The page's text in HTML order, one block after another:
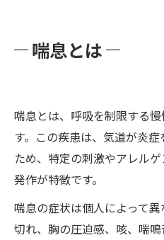
カビやたばこの煙から
非アトピー型喘息への
喘息対策に役立つ食事
適切な運動とリラック
医師の指導と定期的な
喘息とは
喘息とは、呼吸を制限する
す。この疾患は、気道が炎
ため、特定の刺激やアレル
発作が特徴です。
喘息の症状は個人によって
切れ、胸の圧迫感、咳、喘